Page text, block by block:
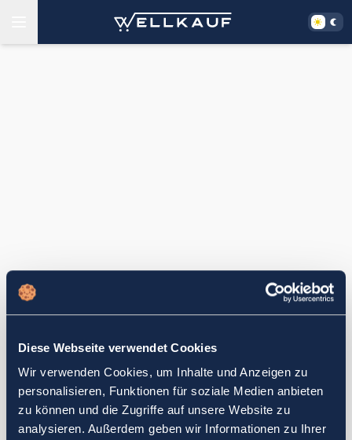
Diese Webseite verwendet Cookies
Wir verwenden Cookies, um Inhalte und Anzeigen zu
personalisieren, Funktionen für soziale Medien anbieten
zu können und die Zugriffe auf unsere Website zu
analysieren. Außerdem geben wir Informationen zu Ihrer